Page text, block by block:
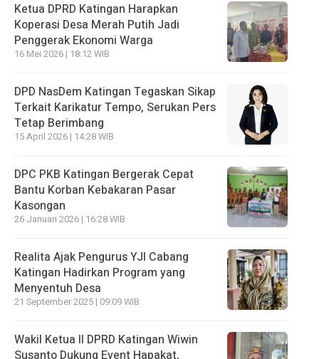
Ketua DPRD Katingan Harapkan
Koperasi Desa Merah Putih Jadi
Penggerak Ekonomi Warga
16 Mei 2026 | 18:12 WIB
DPD NasDem Katingan Tegaskan Sikap
Terkait Karikatur Tempo, Serukan Pers
Tetap Berimbang
15 April 2026 | 14:28 WIB
DPC PKB Katingan Bergerak Cepat
Bantu Korban Kebakaran Pasar
Kasongan
26 Januari 2026 | 16:28 WIB
Realita Ajak Pengurus YJI Cabang
Katingan Hadirkan Program yang
Menyentuh Desa
21 September 2025 | 09:09 WIB
Wakil Ketua II DPRD Katingan Wiwin